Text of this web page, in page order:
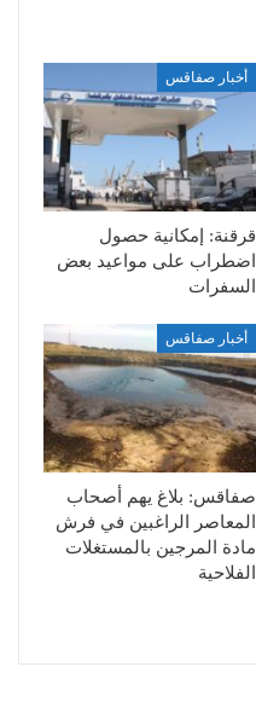
أخبار صفاقس
قرقنة: إمكانية حصول
اضطراب على مواعيد بعض
السفرات
أخبار صفاقس
صفاقس: بلاغ يهم أصحاب
المعاصر الراغبين في فرش
مادة المرجين بالمستغلات
الفلاحية